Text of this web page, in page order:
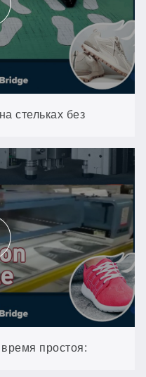
стельках без
приспособлений:
самостоятельно
деталь
простоя: